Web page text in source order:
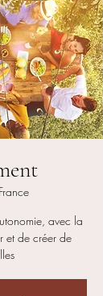
France
avec la
et de créer de